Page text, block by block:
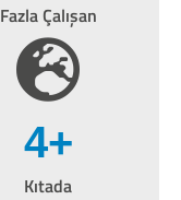
Fazla Çalışan
Kıtada
4+